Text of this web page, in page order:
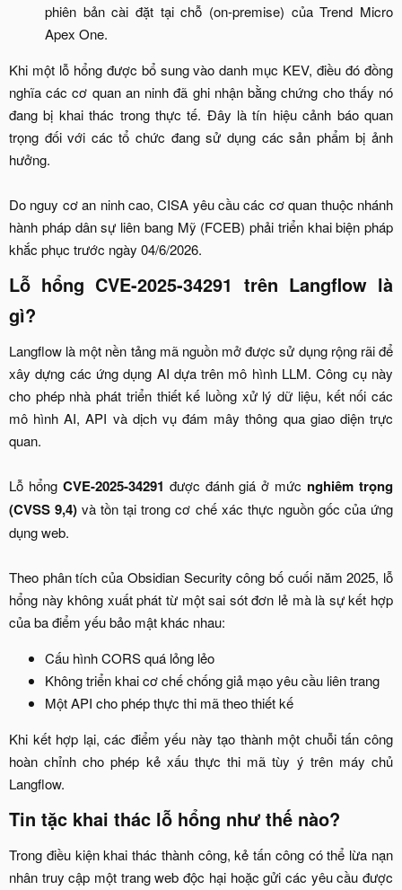
phiên bản cài đặt tại chỗ (on-premise) của Trend Micro
Apex One.​
Khi một lỗ hổng được bổ sung vào danh mục KEV, điều đó đồng
nghĩa các cơ quan an ninh đã ghi nhận bằng chứng cho thấy nó
đang bị khai thác trong thực tế. Đây là tín hiệu cảnh báo quan
trọng đối với các tổ chức đang sử dụng các sản phẩm bị ảnh
hưởng.
Do nguy cơ an ninh cao, CISA yêu cầu các cơ quan thuộc nhánh
hành pháp dân sự liên bang Mỹ (FCEB) phải triển khai biện pháp
khắc phục trước ngày 04/6/2026.​
Lỗ hổng CVE-2025-34291 trên Langflow là
gì?​
Langflow là một nền tảng mã nguồn mở được sử dụng rộng rãi để
xây dựng các ứng dụng AI dựa trên mô hình LLM. Công cụ này
cho phép nhà phát triển thiết kế luồng xử lý dữ liệu, kết nối các
mô hình AI, API và dịch vụ đám mây thông qua giao diện trực
quan.
Lỗ hổng CVE-2025-34291 được đánh giá ở mức nghiêm trọng
(CVSS 9,4) và tồn tại trong cơ chế xác thực nguồn gốc của ứng
dụng web.
Theo phân tích của Obsidian Security công bố cuối năm 2025, lỗ
hổng này không xuất phát từ một sai sót đơn lẻ mà là sự kết hợp
của ba điểm yếu bảo mật khác nhau:​
Cấu hình CORS quá lỏng lẻo​
Không triển khai cơ chế chống giả mạo yêu cầu liên trang​
Một API cho phép thực thi mã theo thiết kế​
Khi kết hợp lại, các điểm yếu này tạo thành một chuỗi tấn công
hoàn chỉnh cho phép kẻ xấu thực thi mã tùy ý trên máy chủ
Langflow.​
Tin tặc khai thác lỗ hổng như thế nào?​
Trong điều kiện khai thác thành công, kẻ tấn công có thể lừa nạn
nhân truy cập một trang web độc hại hoặc gửi các yêu cầu được